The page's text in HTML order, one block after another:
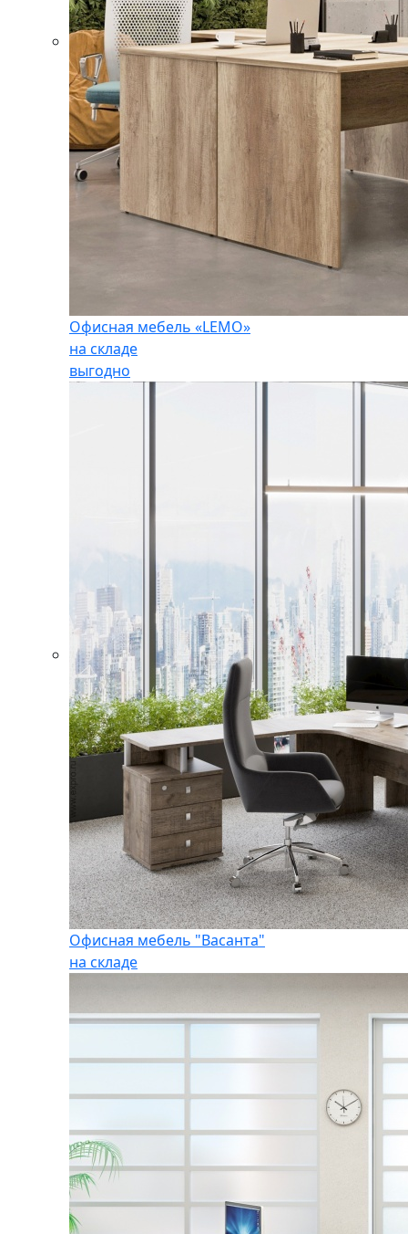
Офисная мебель «LEMO»
на складе
выгодно
Офисная мебель "Васанта"
на складе